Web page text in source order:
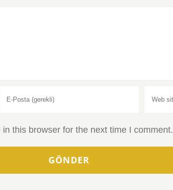
this browser for the next time I comment.